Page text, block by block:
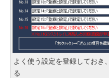
よく使う設定を登録しておき
る